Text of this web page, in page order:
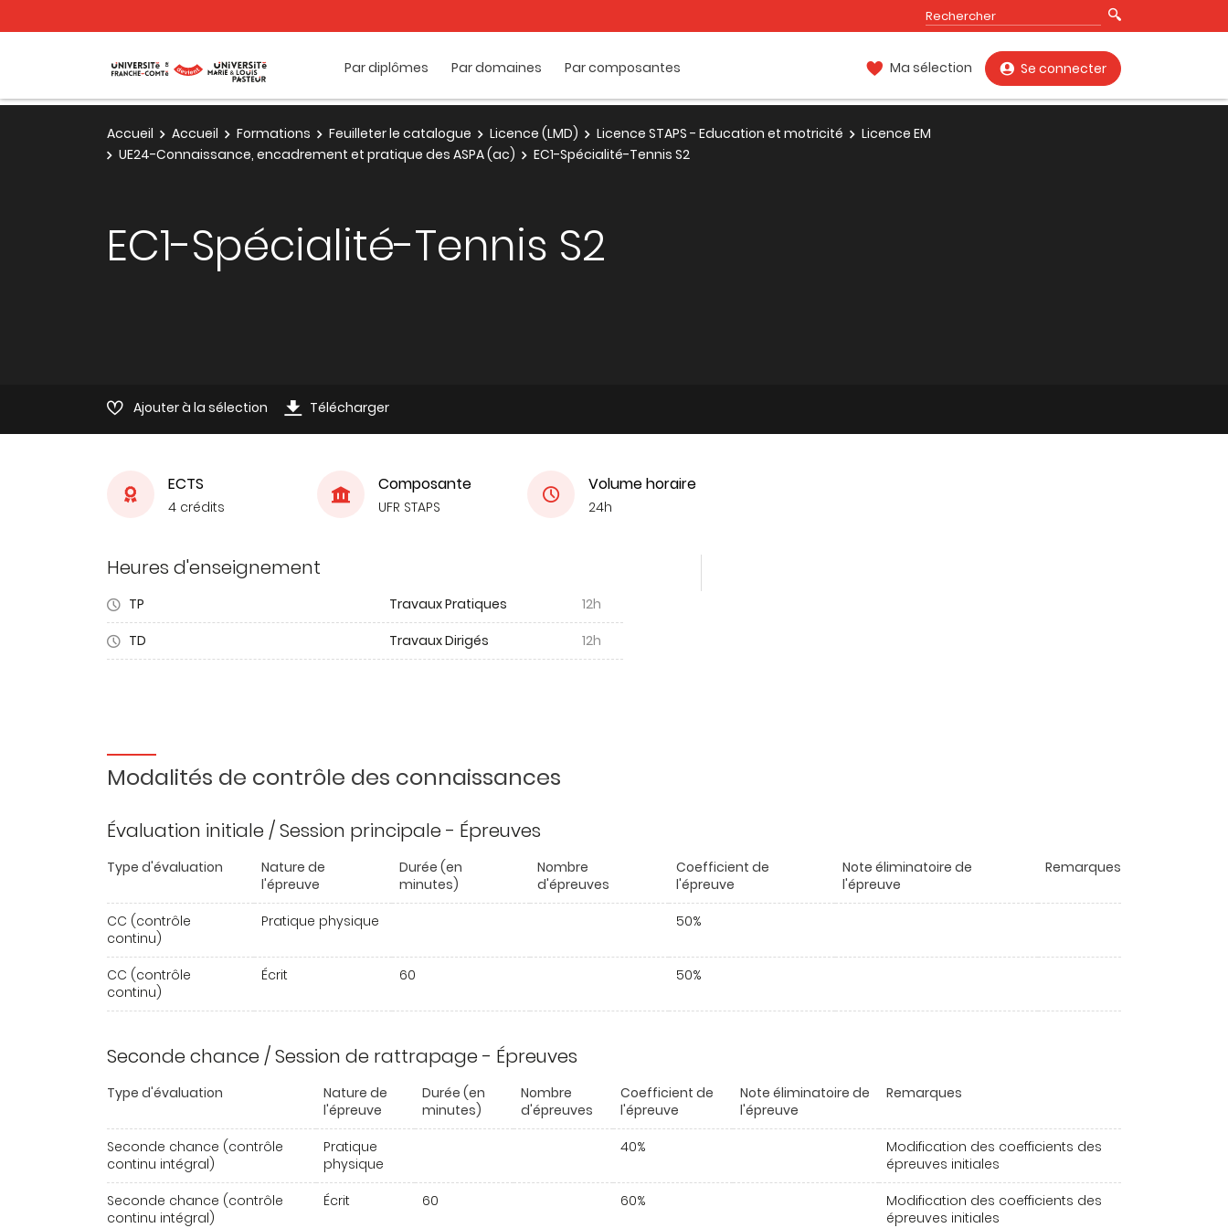
Par diplômes Par domaines Par composantes Ma sélection Se connecter
Accueil Accueil Formations Feuilleter le catalogue Licence (LMD) Licence STAPS - Education et motricité
Licence EM
UE24-Connaissance, encadrement et pratique des ASPA (ac)
EC1-Spécialité-Tennis S2
EC1-Spécialité-Tennis S2
Ajouter à la sélection Télécharger
ECTS
4 crédits
Composante
UFR STAPS
Volume horaire
24h
Heures d'enseignement
TP Travaux Pratiques
12h
TD
Travaux Dirigés 12h
Modalités de contrôle des connaissances
Évaluation initiale / Session principale - Épreuves
Type d'évaluation
Nature de
l'épreuve
Durée (en
minutes)
Nombre
d'épreuves
Coefficient de
l'épreuve
Note éliminatoire de
l'épreuve
Remarques
CC (contrôle
continu)
Pratique physique 50%
CC (contrôle
continu)
Écrit 60 50%
Seconde chance / Session de rattrapage - Épreuves
Type d'évaluation
Nature de
l'épreuve
Durée (en
minutes)
Nombre
d'épreuves
Coefficient de
l'épreuve
Note éliminatoire de
l'épreuve
Remarques
Seconde chance (contrôle
continu intégral)
Pratique
physique
40%
Modification des coefficients des
épreuves initiales
Seconde chance (contrôle
continu intégral)
Écrit 60 60%
Modification des coefficients des
épreuves initiales